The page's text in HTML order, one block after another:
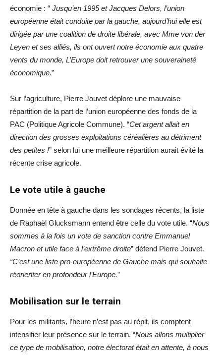
économie : “ Jusqu’en 1995 et Jacques Delors, l’union
européenne était conduite par la gauche, aujourd’hui elle est
dirigée par une coalition de droite libérale, avec Mme von der
Leyen et ses alliés, ils ont ouvert notre économie aux quatre
vents du monde, L’Europe doit retrouver une souveraineté
économique.”
Sur l’agriculture, Pierre Jouvet déplore une mauvaise
répartition de la part de l’union européenne des fonds de la
PAC (Politique Agricole Commune). “Cet argent allait en
direction des grosses exploitations céréalières au détriment
des petites !” selon lui une meilleure répartition aurait évité la
récente crise agricole.
Le vote utile à gauche
Donnée en tête à gauche dans les sondages récents, la liste
de Raphaël Glucksmann entend être celle du vote utile. “Nous
sommes à la fois un vote de sanction contre Emmanuel
Macron et utile face à l’extrême droite” défend Pierre Jouvet.
“C’est une liste pro-européenne de Gauche mais qui souhaite
réorienter en profondeur l’Europe.”
Mobilisation sur le terrain
Pour les militants, l’heure n’est pas au répit, ils comptent
intensifier leur présence sur le terrain. “Nous allons multiplier
ce type de mobilisation, notre électorat était en attente, à nous